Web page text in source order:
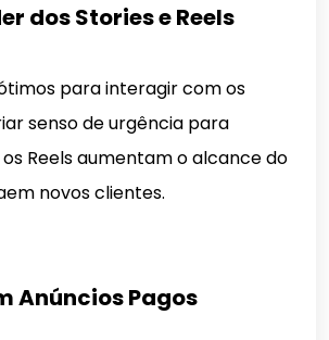
dos Stories e Reels
para interagir com os
senso de urgência para
Reels aumentam o alcance do
novos clientes.
Anúncios Pagos